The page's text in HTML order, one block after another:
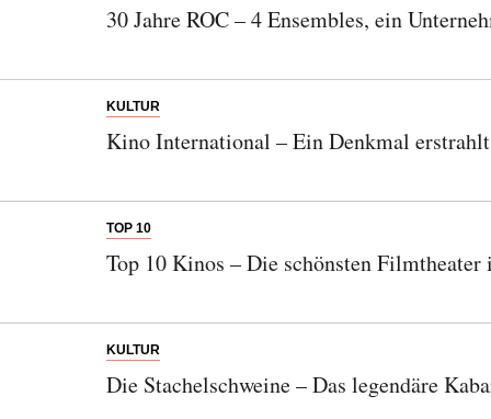
30 Jahre ROC – 4 Ensembles, ein
KULTUR
Kino International – Ein Denkmal
TOP 10
Top 10 Kinos – Die schönsten
KULTUR
Die Stachelschweine – Das legendäre